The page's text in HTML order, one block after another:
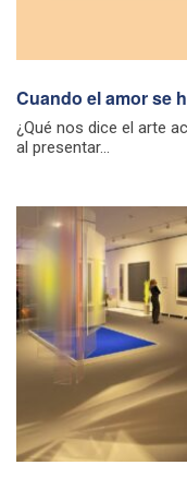
Cuando el amor se
¿Qué nos dice el arte
al presentar...